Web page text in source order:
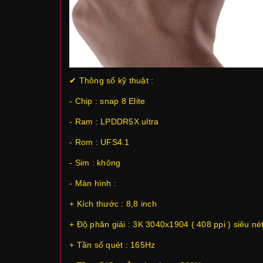
✔ Thông số kỹ thuật :
- Chip : snap 8 Elite
- Ram : LPDDR5X ultra
- Rom : UFS4.1
- Sim : không
- Màn hình :
+ Kích thước : 8,8 inch
+ Độ phân giải : 3K 3040x1904 ( 408 ppi ) siêu
+ Tần số quét : 165Hz